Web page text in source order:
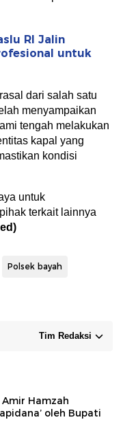
RI Jalin
untuk
dari salah satu
menyampaikan
tengah melakukan
kapal yang
kondisi
untuk
terkait lainnya
Polsek bayah
Tim Redaksi
Hamzah
oleh Bupati